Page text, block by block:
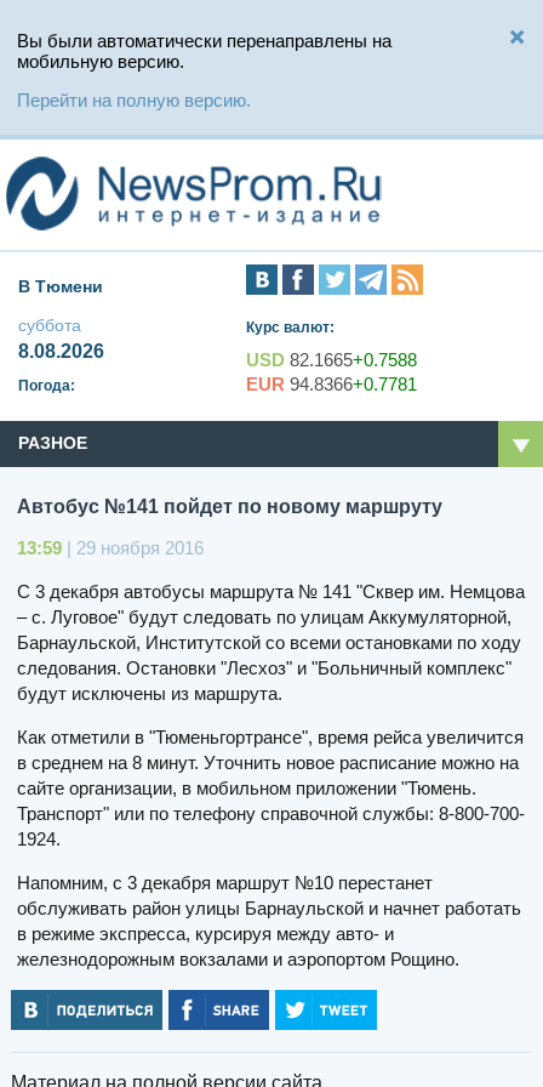
Вы были автоматически перенаправлены на
мобильную версию.
Перейти на полную версию.
В Тюмени
суббота
8.08.2026
Погода:
Курс валют:
USD 82.1665+0.7588
EUR 94.8366+0.7781
РАЗНОЕ
Автобус №141 пойдет по новому маршруту
13:59 | 29 ноября 2016
С 3 декабря автобусы маршрута № 141 "Сквер им. Немцова
– с. Луговое" будут следовать по улицам Аккумуляторной,
Барнаульской, Институтской со всеми остановками по ходу
следования. Остановки "Лесхоз" и "Больничный комплекс"
будут исключены из маршрута.
Как отметили в "Тюменьгортрансе", время рейса увеличится
в среднем на 8 минут. Уточнить новое расписание можно на
сайте организации, в мобильном приложении "Тюмень.
Транспорт" или по телефону справочной службы: 8-800-700-
1924.
Напомним, с 3 декабря маршрут №10 перестанет
обслуживать район улицы Барнаульской и начнет работать
в режиме экспресса, курсируя между авто- и
железнодорожным вокзалами и аэропортом Рощино.
Материал на полной версии сайта